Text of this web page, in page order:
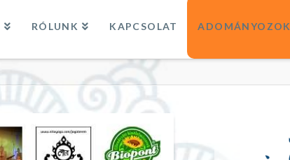
RÓLUNK KAPCSOLAT ADOMÁNYOZOK